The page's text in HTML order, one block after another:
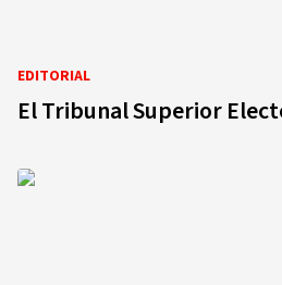
EDITORIAL
El Tribunal Superior